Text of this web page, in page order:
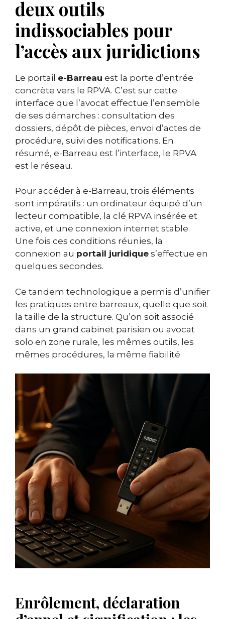
deux outils
indissociables pour
l’accès aux juridictions
Le portail e-Barreau est la porte d’entrée
concrète vers le RPVA. C’est sur cette
interface que l’avocat effectue l’ensemble
de ses démarches : consultation des
dossiers, dépôt de pièces, envoi d’actes de
procédure, suivi des notifications. En
résumé, e-Barreau est l’interface, le RPVA
est le réseau.
Pour accéder à e-Barreau, trois éléments
sont impératifs : un ordinateur équipé d’un
lecteur compatible, la clé RPVA insérée et
active, et une connexion internet stable.
Une fois ces conditions réunies, la
connexion au portail juridique s’effectue en
quelques secondes.
Ce tandem technologique a permis d’unifier
les pratiques entre barreaux, quelle que soit
la taille de la structure. Qu’on soit associé
dans un grand cabinet parisien ou avocat
solo en zone rurale, les mêmes outils, les
mêmes procédures, la même fiabilité.
Enrôlement, déclaration